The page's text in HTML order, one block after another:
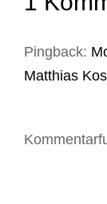
Pingback:
Matthias